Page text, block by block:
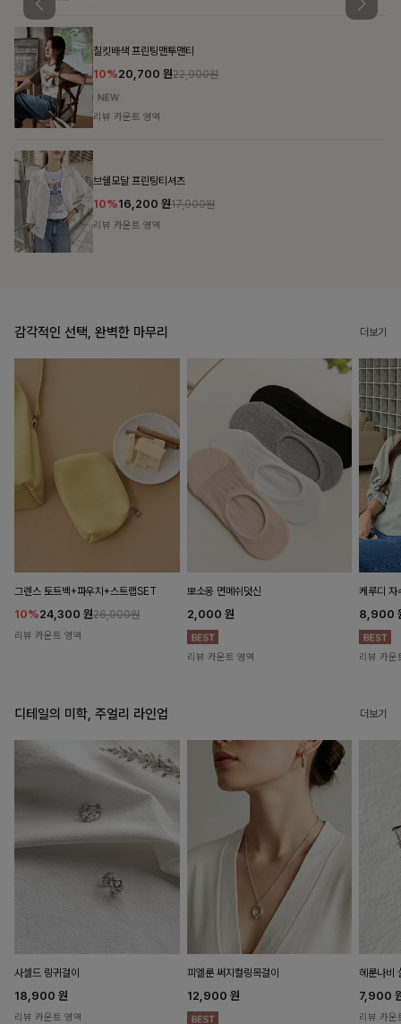
블룬티 나시원피스+셔츠SET
15%31,900 원37,500원
리뷰 카운트 영역
감각적인 선택, 완벽한 마무리 더보기
그렌스 토트백+파우치+스트랩SET
10%24,300 원26,900원
리뷰 카운트 영역
뽀소옹 면메쉬덧신
2,000 원
리뷰 카운트 영역
케루디 자
8,900
리뷰 카운
디테일의 미학, 주얼리 라인업 더보기
사셀드 링귀걸이
18,900 원
리뷰 카운트 영역
피엘룬 써지컬링목걸이
12,900 원
헤룬나비
7,900
리뷰 카운